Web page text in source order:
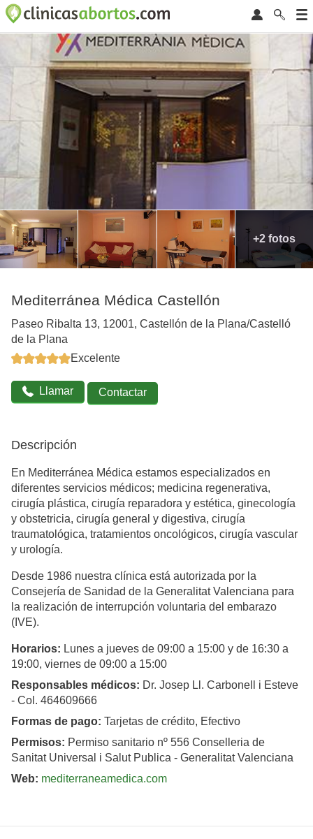
+2 fotos
Mediterránea Médica Castellón
Paseo Ribalta 13, 12001, Castellón de la Plana/Castelló
de la Plana
Excelente
Llamar Contactar
Descripción
En Mediterránea Médica estamos especializados en
diferentes servicios médicos; medicina regenerativa,
cirugía plástica, cirugía reparadora y estética, ginecología
y obstetricia, cirugía general y digestiva, cirugía
traumatológica, tratamientos oncológicos, cirugía vascular
y urología.
Desde 1986 nuestra clínica está autorizada por la
Consejería de Sanidad de la Generalitat Valenciana para
la realización de interrupción voluntaria del embarazo
(IVE).
Horarios: Lunes a jueves de 09:00 a 15:00 y de 16:30 a
19:00, viernes de 09:00 a 15:00
Responsables médicos: Dr. Josep Ll. Carbonell i Esteve
- Col. 464609666
Formas de pago: Tarjetas de crédito, Efectivo
Permisos: Permiso sanitario nº 556 Conselleria de
Sanitat Universal i Salut Publica - Generalitat Valenciana
Web: mediterraneamedica.com